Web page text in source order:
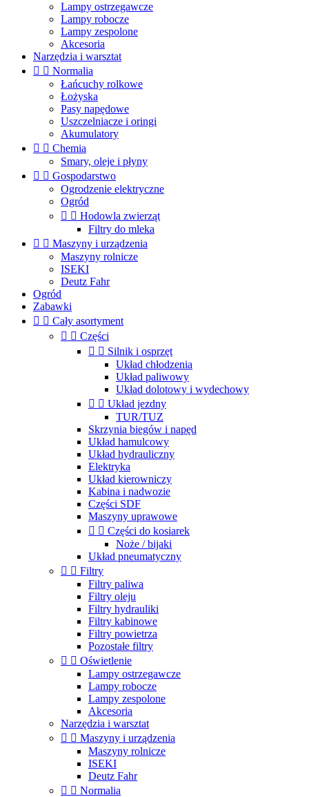
Lampy ostrzegawcze
Lampy robocze
Lampy zespolone
Akcesoria
Narzędzia i warsztat
  Normalia
Łańcuchy rolkowe
Łożyska
Pasy napędowe
Uszczelniacze i oringi
Akumulatory
  Chemia
Smary, oleje i płyny
  Gospodarstwo
Ogrodzenie elektryczne
Ogród
  Hodowla zwierząt
Filtry do mleka
  Maszyny i urządzenia
Maszyny rolnicze
ISEKI
Deutz Fahr
Ogród
Zabawki
  Cały asortyment
  Części
  Silnik i osprzęt
Układ chłodzenia
Układ paliwowy
Układ dolotowy i wydechowy
  Układ jezdny
TUR/TUZ
Skrzynia biegów i napęd
Układ hamulcowy
Układ hydrauliczny
Elektryka
Układ kierowniczy
Kabina i nadwozie
Części SDF
Maszyny uprawowe
  Części do kosiarek
Noże / bijaki
Układ pneumatyczny
  Filtry
Filtry paliwa
Filtry oleju
Filtry hydrauliki
Filtry kabinowe
Filtry powietrza
Pozostałe filtry
  Oświetlenie
Lampy ostrzegawcze
Lampy robocze
Lampy zespolone
Akcesoria
Narzędzia i warsztat
  Maszyny i urządzenia
Maszyny rolnicze
ISEKI
Deutz Fahr
  Normalia